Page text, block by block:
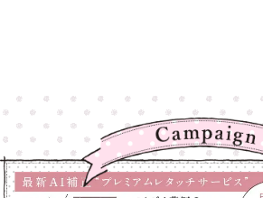
大宮店
大宮店